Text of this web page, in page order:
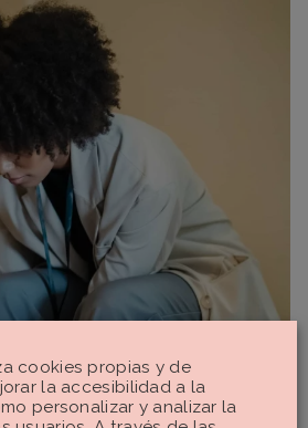
cookies propias y de
la accesibilidad a la
personalizar y analizar la